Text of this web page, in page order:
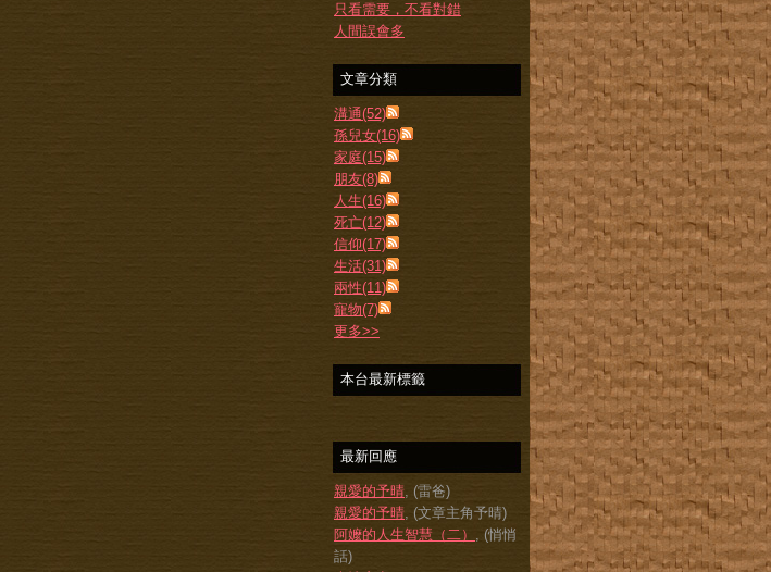
只看需要，不看對錯
人間誤會多
文章分類
溝通(52)
孫兒女(16)
家庭(15)
朋友(8)
人生(16)
死亡(12)
信仰(17)
生活(31)
兩性(11)
寵物(7)
更多>>
本台最新標籤
最新回應
親愛的予晴, (雷爸)
親愛的予晴, (文章主角予晴)
阿嬤的人生智慧（二） , (悄悄
話)